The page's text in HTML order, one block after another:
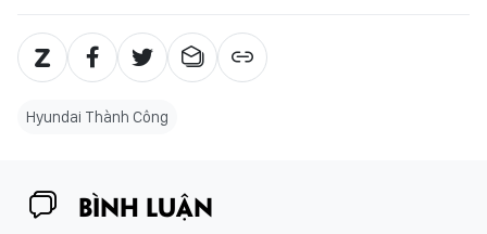
Hyundai Thành Công
BÌNH LUẬN